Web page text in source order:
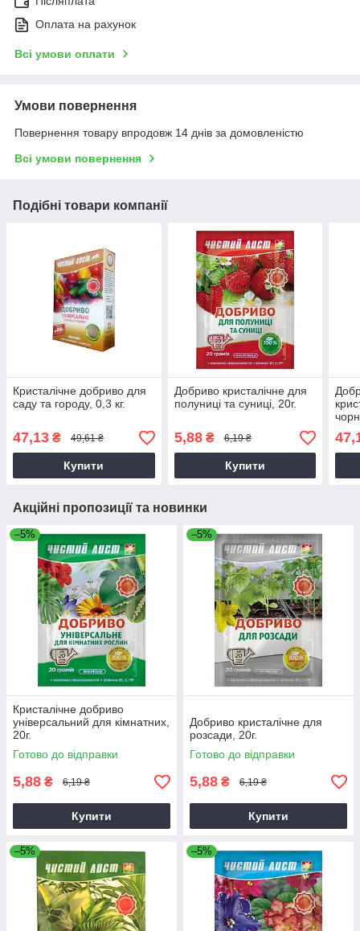
Оплата на рахунок
Всі умови оплати
Умови повернення
Повернення товару впродовж 14 днів за домовленістю
Всі умови повернення
Подібні товари компанії
Кристалічне добриво для
саду та городу, 0,3 кг.
47,13 ₴ 49,61 ₴
Купити
Добриво кристалічне для
полуниці та суниці, 20г.
5,88₴ 6,19 ₴
Купити
кг.
Акційні пропозиції та новинки
–5%
Кристалічне добриво
універсальний для кімнатних,
20г.
Готово до відправки
5,88 ₴ 6,19 ₴
Купити
–5%
Добриво кристалічне для
розсади, 20г.
Готово до відправки
5,88 ₴ 6,19 ₴
Купити
–5% –5%